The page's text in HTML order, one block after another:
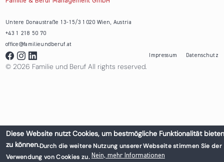
Untere Donaustraße 13-15/3 1020 Wien, Austria
+43 1 218 50 70
office@familieundberuf.at
Impressum
Datenschutz
© 2026 Familie und Beruf All rights reserved.
Diese Website nutzt Cookies, um bestmögliche Funktionalität bieten
zu können.Durch die weitere Nutzung unserer Webseite stimmen Sie der
Verwendung von Cookies zu. Nein, mehr Informationen